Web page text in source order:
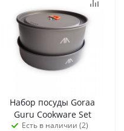
Набор посуды Goraa
Guru Cookware Set
Есть в наличии (2)